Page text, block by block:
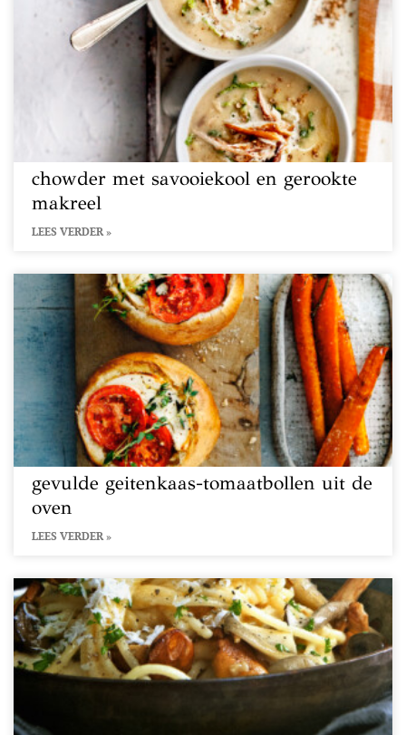
chowder met savooiekool en gerookte
makreel
LEES VERDER »
gevulde geitenkaas-tomaatbollen uit de
oven
LEES VERDER »